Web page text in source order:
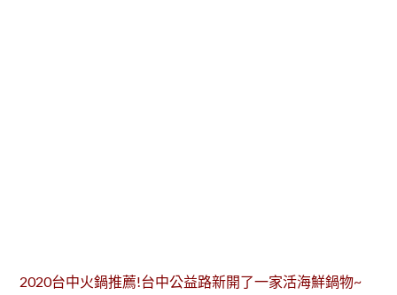
2020台中火鍋推薦!台中公益路新開了一家活海鮮鍋物~